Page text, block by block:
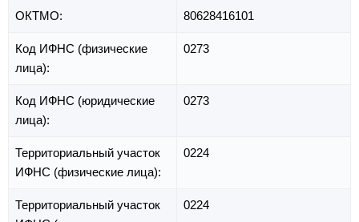
ОКТМО: 80628416101
Код ИФНС (физические
лица):
0273
Код ИФНС (юридические
лица):
0273
Территориальный участок
ИФНС (физические лица):
0224
Территориальный участок
0224